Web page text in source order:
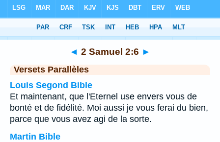
Chapitre 2> Verset 6
◄ 2 Samuel 2:6 ►
Versets Parallèles
Louis Segond Bible
Et maintenant, que l'Eternel use envers vous de
bonté et de fidélité. Moi aussi je vous ferai du bien,
parce que vous avez agi de la sorte.
Martin Bible